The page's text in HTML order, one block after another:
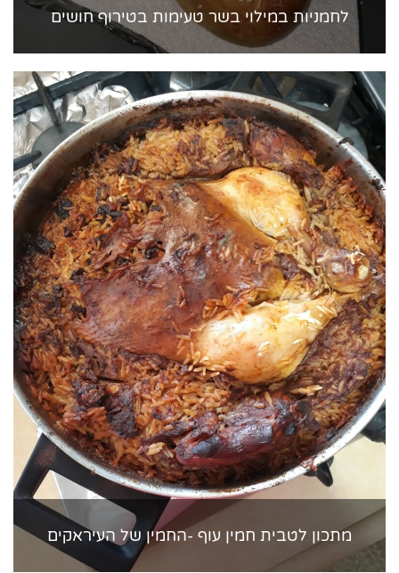
לחמניות במילוי בשר טעימות בטירוף חושים
מתכון לטבית חמין עוף -החמין של העיראקים